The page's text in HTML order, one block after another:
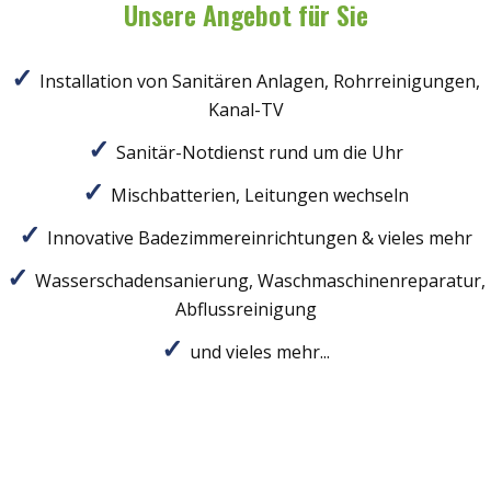
Unsere Angebot für Sie
Installation von Sanitären Anlagen, Rohrreinigungen,
Kanal-TV
Sanitär-Notdienst rund um die Uhr
Mischbatterien, Leitungen wechseln
Innovative Badezimmereinrichtungen & vieles mehr
Wasserschadensanierung, Waschmaschinenreparatur,
Abflussreinigung
und vieles mehr...